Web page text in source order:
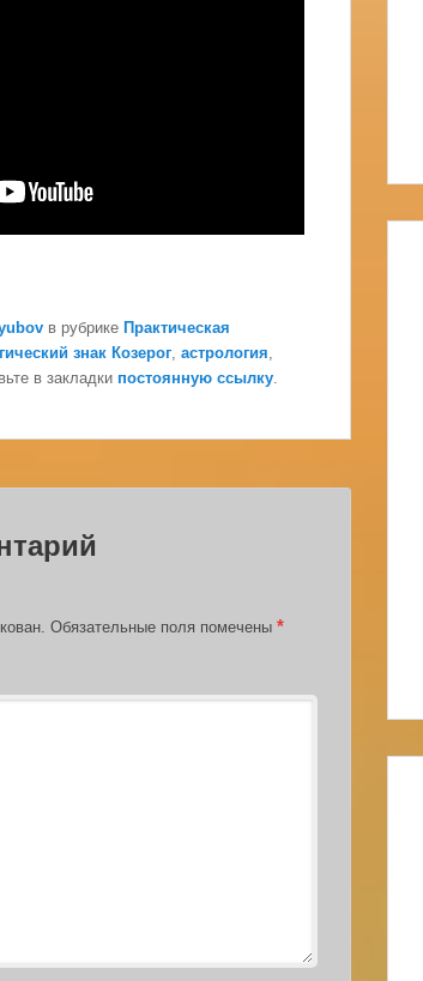
в рубрике Практическая
знак Козерог, астрология,
в закладки постоянную ссылку.
Обязательные поля помечены *